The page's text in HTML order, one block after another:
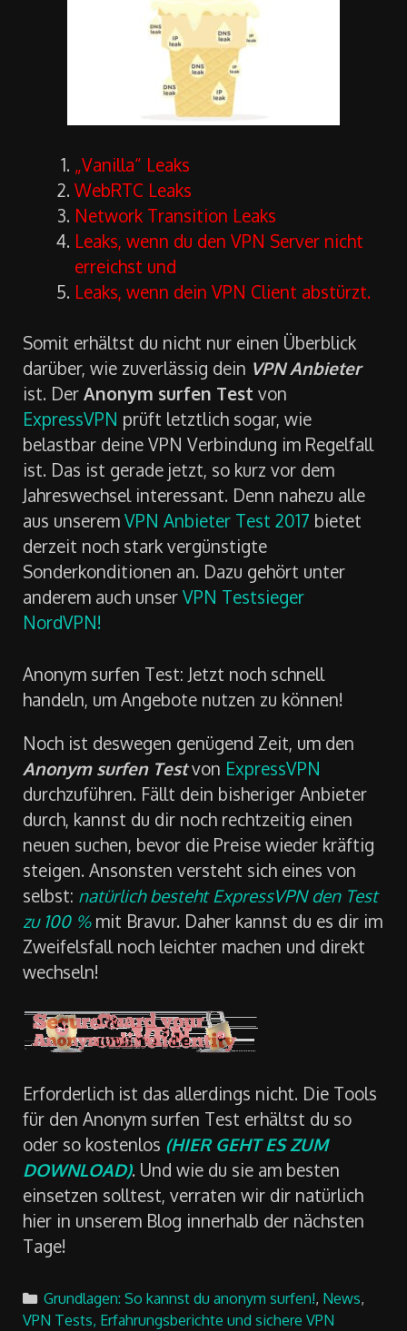
„Vanilla“ Leaks
WebRTC Leaks
Network Transition Leaks
Leaks, wenn du den VPN Server nicht
erreichst und
Leaks, wenn dein VPN Client abstürzt.
Somit erhältst du nicht nur einen Überblick
darüber, wie zuverlässig dein VPN Anbieter
ist. Der Anonym surfen Test von
ExpressVPN prüft letztlich sogar, wie
belastbar deine VPN Verbindung im Regelfall
ist. Das ist gerade jetzt, so kurz vor dem
Jahreswechsel interessant. Denn nahezu alle
aus unserem VPN Anbieter Test 2017 bietet
derzeit noch stark vergünstigte
Sonderkonditionen an. Dazu gehört unter
anderem auch unser VPN Testsieger
NordVPN!
Anonym surfen Test: Jetzt noch schnell
handeln, um Angebote nutzen zu können!
Noch ist deswegen genügend Zeit, um den
Anonym surfen Testvon ExpressVPN
durchzuführen. Fällt dein bisheriger Anbieter
durch, kannst du dir noch rechtzeitig einen
neuen suchen, bevor die Preise wieder kräftig
steigen. Ansonsten versteht sich eines von
selbst: natürlich besteht ExpressVPN den Test
zu 100 %mit Bravur. Daher kannst du es dir im
Zweifelsfall noch leichter machen und direkt
wechseln!
Erforderlich ist das allerdings nicht. Die Tools
für den Anonym surfen Test erhältst du so
oder so kostenlos (HIER GEHT ES ZUM
DOWNLOAD). Und wie du sie am besten
einsetzen solltest, verraten wir dir natürlich
hier in unserem Blog innerhalb der nächsten
Tage!
Categories
Grundlagen: So kannst du anonym surfen!, News,
VPN Tests, Erfahrungsberichte und sichere VPN